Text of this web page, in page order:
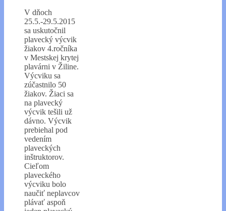
V dňoch
25.5.-29.5.2015
sa uskutočnil
plavecký výcvik
žiakov 4.ročníka
v Mestskej krytej
plavárni v Žiline.
Výcviku sa
zúčastnilo 50
žiakov. Žiaci sa
na plavecký
výcvik tešili už
dávno. Výcvik
prebiehal pod
vedením
plaveckých
inštruktorov.
Cieľom
plaveckého
výcviku bolo
naučiť neplavcov
plávať aspoň